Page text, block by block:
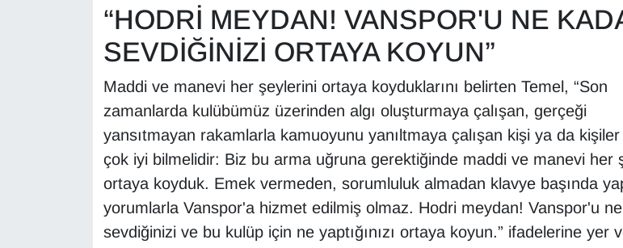
“HODRİ MEYDAN! VANSPOR'U NE
SEVDİĞİNİZİ ORTAYA KOYUN”
Maddi ve manevi her şeylerini ortaya koyduklarını belirten Temel, “Son
zamanlarda kulübümüz üzerinden algı oluşturmaya çalışan, gerçeği
yansıtmayan rakamlarla kamuoyunu yanıltmaya çalışan kişi ya da
çok iyi bilmelidir: Biz bu arma uğruna gerektiğinde maddi ve manevi her
ortaya koyduk. Emek vermeden, sorumluluk almadan klavye başında
yorumlarla Vanspor'a hizmet edilmiş olmaz. Hodri meydan! Vanspor'u
sevdiğinizi ve bu kulüp için ne yaptığınızı ortaya koyun.” ifadelerine yer
TEKNOLOJİ
VAN'DA SPOR